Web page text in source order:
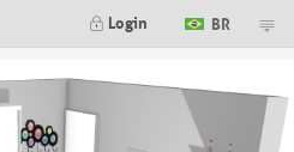
Login BR